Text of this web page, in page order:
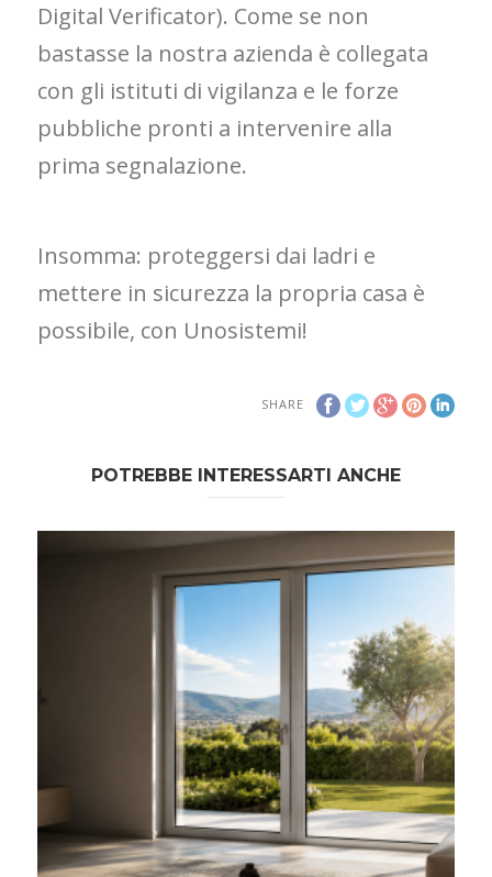
Digital Verificator). Come se non
bastasse la nostra azienda è collegata
con gli istituti di vigilanza e le forze
pubbliche pronti a intervenire alla
prima segnalazione.
Insomma: proteggersi dai ladri e
mettere in sicurezza la propria casa è
possibile, con Unosistemi!
SHARE
POTREBBE INTERESSARTI ANCHE